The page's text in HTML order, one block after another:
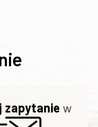
zapytanie w